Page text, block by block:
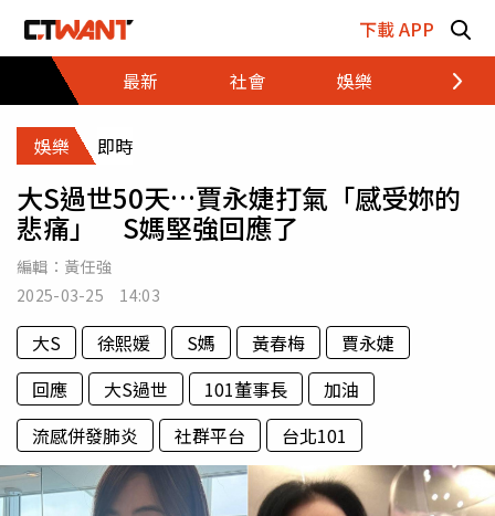
下載 APP
最新
社會 娛樂 財經
娛樂 即時
大S過世50天…賈永婕打氣「感受妳的
悲痛」 S媽堅強回應了
編輯： 黃任強
2025-03-25 14:03
大S 徐熙媛 S媽 黃春梅
賈永婕
回應
大S過世 101董事長
加油
流感併發肺炎
社群平台 台北101